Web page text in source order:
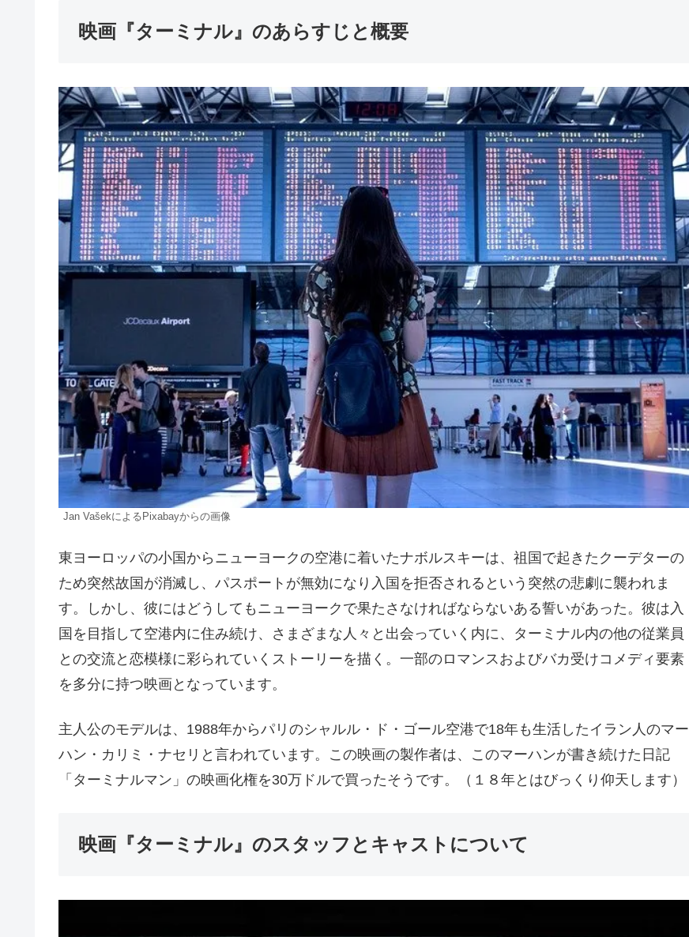
映画『ターミナル』のあらすじと概要
Jan VašekによるPixabayからの画像
東ヨーロッパの小国からニューヨークの空港に着いたナボルスキーは、祖国で起きたクーデターの
ため突然故国が消滅し、パスポートが無効になり入国を拒否されるという突然の悲劇に襲われま
す。しかし、彼にはどうしてもニューヨークで果たさなければならないある誓いがあった。彼は入
国を目指して空港内に住み続け、さまざまな人々と出会っていく内に、ターミナル内の他の従業員
との交流と恋模様に彩られていくストーリーを描く。一部のロマンスおよびバカ受けコメディ要素
を多分に持つ映画となっています。
主人公のモデルは、1988年からパリのシャルル・ド・ゴール空港で18年も生活したイラン人のマー
ハン・カリミ・ナセリと言われています。この映画の製作者は、このマーハンが書き続けた日記
「ターミナルマン」の映画化権を30万ドルで買ったそうです。（１８年とはびっくり仰天します）
映画『ターミナル』のスタッフとキャストについて